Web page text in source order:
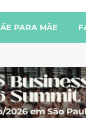
PARA MÃE